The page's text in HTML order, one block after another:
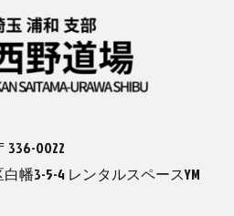
336-0022
幡3-5-4 レンタルスペースYM